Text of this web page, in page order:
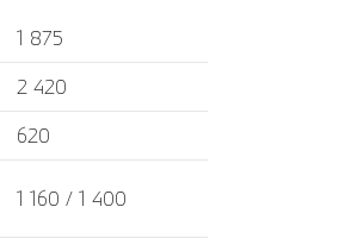
1 875
2 420
620
1 160 / 1 400